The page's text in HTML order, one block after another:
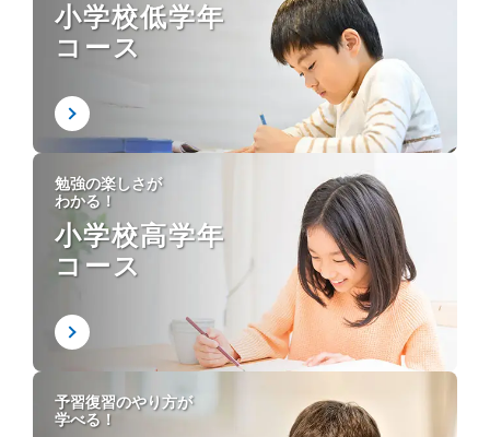
小学校低学年
コース
勉強の楽しさが
わかる！
小学校高学年
コース
予習復習のやり方が
学べる！